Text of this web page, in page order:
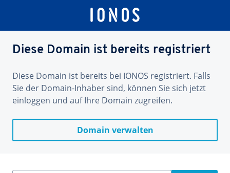
Diese Domain ist bereits registriert
Diese Domain ist bereits bei IONOS registriert. Falls
Sie der Domain-Inhaber sind, können Sie sich jetzt
einloggen und auf Ihre Domain zugreifen.
Domain verwalten